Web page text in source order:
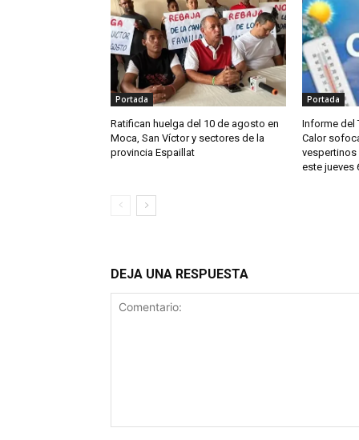
Portada
Ratifican huelga del 10 de agosto en
Moca, San Víctor y sectores de la
provincia Espaillat
Portada
Informe del
Calor
vespertinos
este jueves
DEJA UNA RESPUESTA